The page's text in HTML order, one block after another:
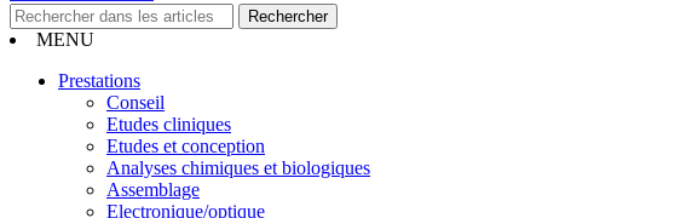
MENU
Prestations
Conseil
Etudes cliniques
Etudes et conception
Analyses chimiques et biologiques
Assemblage
Electronique/optique